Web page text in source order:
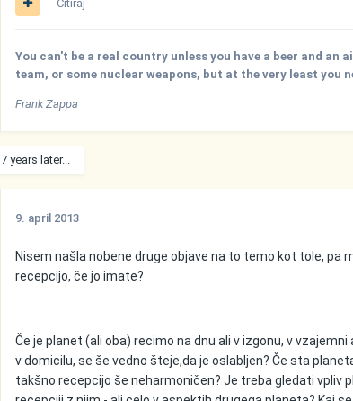
Citiraj
You can't be a real country unless you have a beer and an
team, or some nuclear weapons, but at the very least you
Frank Zappa
7 years later...
9. april 2013
Nisem našla nobene druge objave na to temo kot tole, pa
recepcijo, če jo imate?
Če je planet (ali oba) recimo na dnu ali v izgonu, v
v domicilu, se še vedno šteje,da je oslabljen? Če sta
takšno recepcijo še neharmoničen? Je treba gledati vpliv